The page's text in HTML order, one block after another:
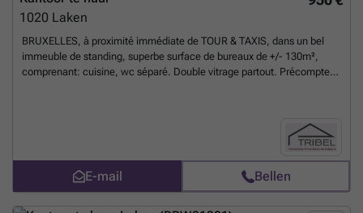
1020 Laken
BRUXELLES, à proximité immédiate de TOUR & TAXIS, dans un bel
immeuble de standing, superbe surface de bureaux de +/- 130m²,
comprenant: cuisine, wc séparé. Double vitrage partout. Précompte
E-mail Bellen